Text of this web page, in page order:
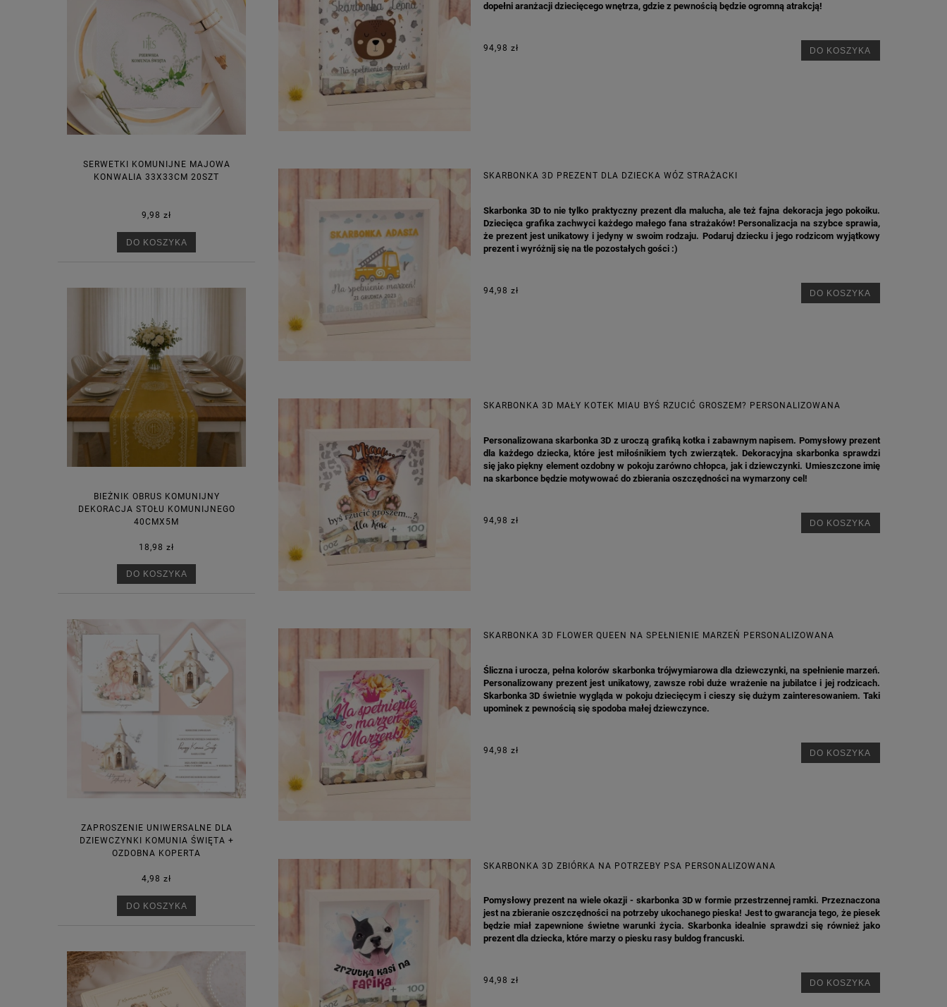
SERWETKI KOMUNIJNE MAJOWA
KONWALIA 33X33CM 20SZT
9,98 zł
DO KOSZYKA
BIEŻNIK OBRUS KOMUNIJNY
DEKORACJA STOŁU KOMUNIJNEGO
40CMX5M
18,98 zł
DO KOSZYKA
ZAPROSZENIE UNIWERSALNE DLA
DZIEWCZYNKI KOMUNIA ŚWIĘTA +
OZDOBNA KOPERTA
4,98 zł
DO KOSZYKA
dopełni aranżacji dziecięcego wnętrza, gdzie z pewnością będzie ogromną atrakcją!
94,98 zł DO KOSZYKA
SKARBONKA 3D PREZENT DLA DZIECKA WÓZ STRAŻACKI
Skarbonka 3D to nie tylko praktyczny prezent dla malucha, ale też fajna dekoracja jego pokoiku.
Dziecięca grafika zachwyci każdego małego fana strażaków! Personalizacja na szybce sprawia,
że prezent jest unikatowy i jedyny w swoim rodzaju. Podaruj dziecku i jego rodzicom wyjątkowy
prezent i wyróżnij się na tle pozostałych gości :)
94,98 zł DO KOSZYKA
SKARBONKA 3D MAŁY KOTEK MIAU BYŚ RZUCIĆ GROSZEM? PERSONALIZOWANA
Personalizowana skarbonka 3D z uroczą grafiką kotka i zabawnym napisem. Pomysłowy prezent
dla każdego dziecka, które jest miłośnikiem tych zwierzątek. Dekoracyjna skarbonka sprawdzi
się jako piękny element ozdobny w pokoju zarówno chłopca, jak i dziewczynki. Umieszczone imię
na skarbonce będzie motywować do zbierania oszczędności na wymarzony cel!
94,98 zł DO KOSZYKA
SKARBONKA 3D FLOWER QUEEN NA SPEŁNIENIE MARZEŃ PERSONALIZOWANA
Śliczna i urocza, pełna kolorów skarbonka trójwymiarowa dla dziewczynki, na spełnienie marzeń.
Personalizowany prezent jest unikatowy, zawsze robi duże wrażenie na jubilatce i jej rodzicach.
Skarbonka 3D świetnie wygląda w pokoju dziecięcym i cieszy się dużym zainteresowaniem. Taki
upominek z pewnością się spodoba małej dziewczynce.
94,98 zł DO KOSZYKA
SKARBONKA 3D ZBIÓRKA NA POTRZEBY PSA PERSONALIZOWANA
Pomysłowy prezent na wiele okazji - skarbonka 3D w formie przestrzennej ramki. Przeznaczona
jest na zbieranie oszczędności na potrzeby ukochanego pieska! Jest to gwarancja tego, że piesek
będzie miał zapewnione świetne warunki życia. Skarbonka idealnie sprawdzi się również jako
prezent dla dziecka, które marzy o piesku rasy buldog francuski.
94,98 zł DO KOSZYKA